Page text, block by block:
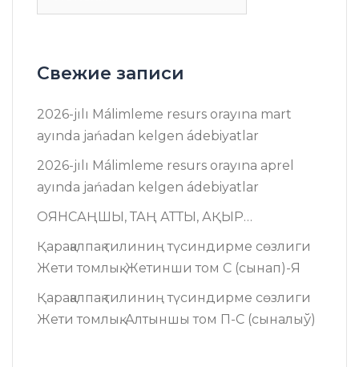
Свежие записи
2026-jılı Málimleme resurs оrayına mart
ayında jańadan kelgen ádebiyatlar
2026-jılı Málimleme resurs оrayına aprel
ayında jańadan kelgen ádebiyatlar
ОЯНСАҢШЫ, ТАҢ АТТЫ, АҚЫР…
Қарақалпақ тилиниң түсиндирме сөзлиги
Жети томлық. Жетинши том C (сынап)-Я
Қарақалпақ тилиниң түсиндирме сөзлиги
Жети томлық. Алтыншы том П-C (сыналыў)